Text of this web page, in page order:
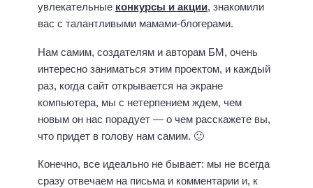
увлекательные конкурсы и акции, знакомили
вас с талантливыми мамами-блогерами.
Нам самим, создателям и авторам БМ, очень
интересно заниматься этим проектом, и каждый
раз, когда сайт открывается на экране
компьютера, мы с нетерпением ждем, чем
новым он нас порадует — о чем расскажете вы,
что придет в голову нам самим. 🙂
Конечно, все идеально не бывает: мы не всегда
сразу отвечаем на письма и комментарии и, к